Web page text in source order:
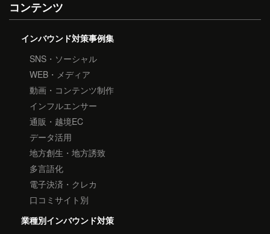
コンテンツ
インバウンド対策事例集
SNS・ソーシャル
WEB・メディア
動画・コンテンツ制作
インフルエンサー
通販・越境EC
データ活用
地方創生・地方誘致
多言語化
電子決済・クレカ
口コミサイト別
業種別インバウンド対策